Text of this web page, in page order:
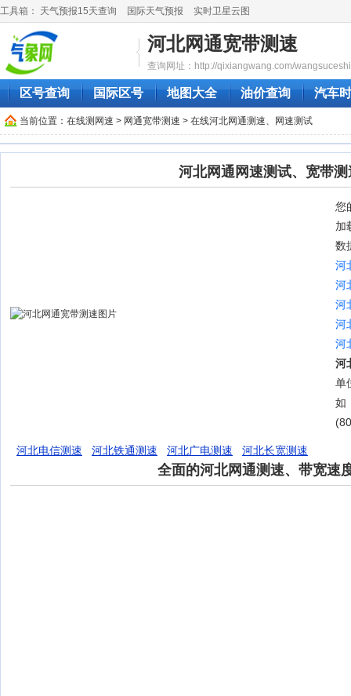
工具箱： 天气预报15天查询 国际天气预报 实时卫星云图
河北网通宽带测速
查询网址：http://qixiangwang.com/
区号查询 国际区号 地图大全 油价查询 汽车
当前位置： 在线测网速 > 网通宽带测速 > 在线河北网通测速、网速测试
河北网通网速测试、宽带测
您
加
数
河
河
河
河
河
河
单
如
河北电信测速 河北铁通测速 河北广电测速 河北长宽测速
全面的河北网通测速、带宽速